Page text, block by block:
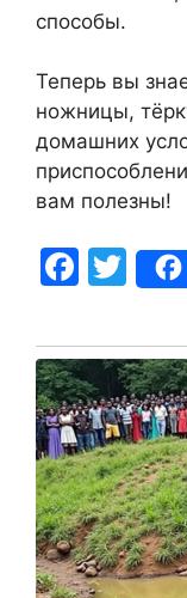
способы.
Теперь вы
ножницы,
домашних
вам полезны!
F
c
e
b
o
o
k
T
w
itt
er